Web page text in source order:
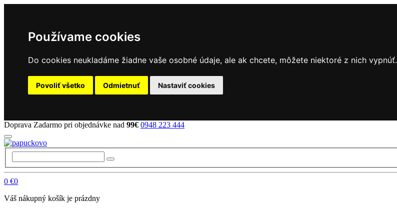
Používame cookies
Do cookies neukladáme žiadne vaše osobné údaje, ale ak chcete, môžete niektoré z nich vypnúť.
Povoliť všetko Odmietnuť Nastaviť cookies
Doprava Zadarmo pri objednávke nad 99€ 0948 223 444
0 €0
Váš nákupný košík je prázdny